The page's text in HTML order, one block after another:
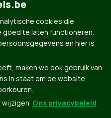
cookies die
goed te laten functioneren.
en hier is
maken we ook gebruik van
in staat om de website
Ons privacybeleid